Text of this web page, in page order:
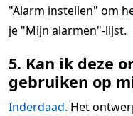
"Alarm instellen" om
je "Mijn alarmen"-lijst.
5. Kan ik deze
gebruiken op
Inderdaad. Het